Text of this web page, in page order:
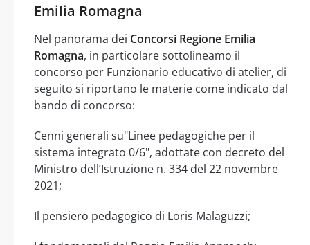
Emilia Romagna
Nel panorama dei Concorsi Regione Emilia
Romagna, in particolare sottolineamo il
concorso per Funzionario educativo di atelier, di
seguito si riportano le materie come indicato dal
bando di concorso:
Cenni generali su"Linee pedagogiche per il
sistema integrato 0/6", adottate con decreto del
Ministro dell’Istruzione n. 334 del 22 novembre
2021;
Il pensiero pedagogico di Loris Malaguzzi;